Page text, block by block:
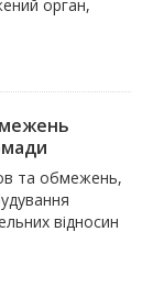
орган,
та обмежень,
відносин